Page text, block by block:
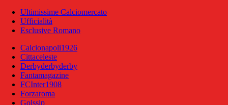
Ultimissime Calciomercato
Ufficialità
Esclusive Romano
Calcionapoli1926
Cittaceleste
Derbyderbyderby
Fantamagazine
FCInter1908
Forzaroma
Golssip